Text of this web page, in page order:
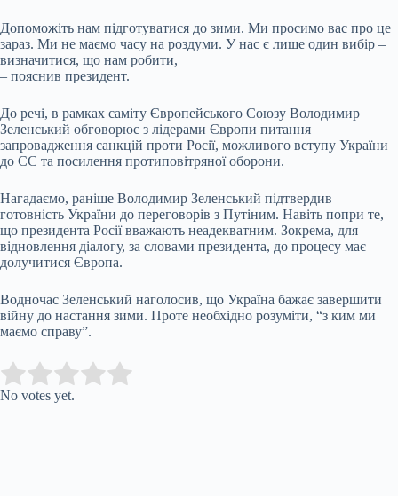
Допоможіть нам підготуватися до зими. Ми просимо вас про це
зараз. Ми не маємо часу на роздуми. У нас є лише один вибір –
визначитися, що нам робити,
– пояснив президент.
До речі, в рамках саміту Європейського Союзу Володимир
Зеленський обговорює з лідерами Європи питання
запровадження санкцій проти Росії, можливого вступу України
до ЄС та посилення протиповітряної оборони.
Нагадаємо, раніше Володимир Зеленський підтвердив
готовність України до переговорів з Путіним. Навіть попри те,
що президента Росії вважають неадекватним. Зокрема, для
відновлення діалогу, за словами президента, до процесу має
долучитися Європа.
Водночас Зеленський наголосив, що Україна бажає завершити
війну до настання зими. Проте необхідно розуміти, “з ким ми
маємо справу”.
Rate this item:
No votes yet.